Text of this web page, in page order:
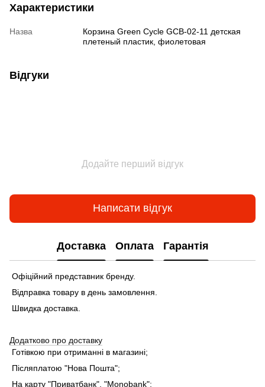
Характеристики
Назва
Корзина Green Cycle GCB-02-11 детская
плетеный пластик, фиолетовая
Відгуки
Додайте перший відгук
Написати відгук
Доставка Оплата Гарантія
Офіційний представник бренду.
Відправка товару в день замовлення.
Швидка доставка.
Додатково про доставку
Готівкою при отриманні в магазині;
Післяплатою "Нова Пошта";
На карту "Приватбанк", "Monobank";